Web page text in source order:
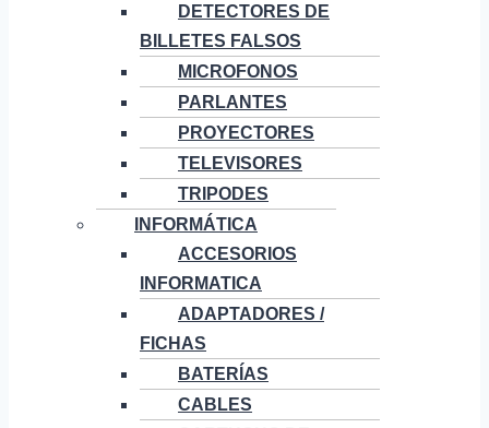
DETECTORES DE
BILLETES FALSOS
MICROFONOS
PARLANTES
PROYECTORES
TELEVISORES
TRIPODES
INFORMÁTICA
ACCESORIOS
INFORMATICA
ADAPTADORES /
FICHAS
BATERÍAS
CABLES